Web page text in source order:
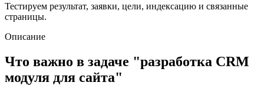
Тестируем результат, заявки, цели, индексацию и связанные
страницы.
Описание
Что важно в задаче "разработка CRM
модуля для сайта"